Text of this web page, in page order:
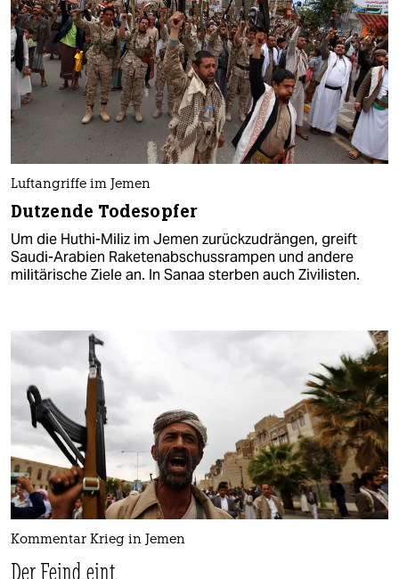
Luftangriffe im Jemen
Dutzende Todesopfer
Um die Huthi-Miliz im Jemen zurückzudrängen, greift
Saudi-Arabien Raketenabschussrampen und andere
militärische Ziele an. In Sanaa sterben auch Zivilisten.
Kommentar Krieg in Jemen
Der Feind eint